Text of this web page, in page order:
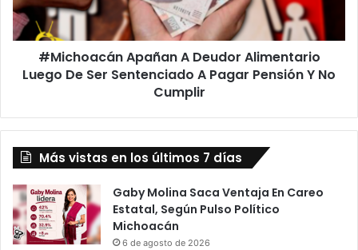
De
Ser
Sentenciado
Pagar
No
#Michoacán Apañan A Deudor Alimentario
Luego De Ser Sentenciado A Pagar Pensión Y No
Cumplir
Más vistas en los últimos 7 días
Gaby Molina Saca Ventaja En Careo
Estatal, Según Pulso Político
Michoacán
6 de agosto de 2026